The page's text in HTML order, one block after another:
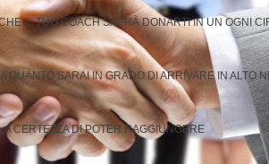
IL TUO COACH SAPRÀ DONARTI IN UN OGNI
SARAI IN GRADO DI ARRIVARE IN ALTO
CERTEZZA DI POTER RAGGIUNGERE